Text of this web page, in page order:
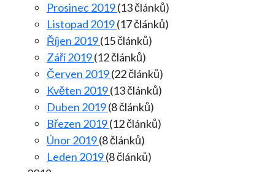
Prosinec 2019(13 článků)
Listopad 2019(17 článků)
Říjen 2019(15 článků)
Září 2019(12 článků)
Červen 2019(22 článků)
Květen 2019(13 článků)
Duben 2019(8 článků)
Březen 2019(12 článků)
Únor 2019(8 článků)
Leden 2019(8 článků)